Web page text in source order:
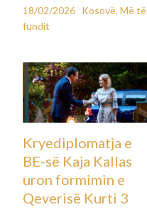
18/02/2026 Kosovë,Më të
fundit
Kryediplomatja e
BE-së Kaja Kallas
uron formimin e
Qeverisë Kurti 3